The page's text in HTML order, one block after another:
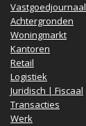
Vastgoedjournaal
Achtergronden
Woningmarkt
Kantoren
Retail
Logistiek
Juridisch | Fiscaal
Transacties
Werk